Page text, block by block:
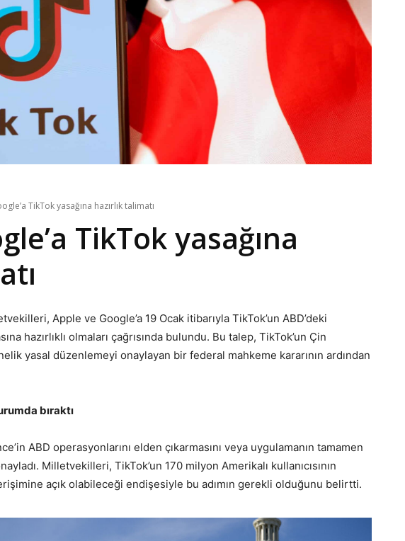
TikTok yasağına hazırlık talimatı
TikTok yasağına
Apple ve Google’a 19 Ocak itibarıyla TikTok’un ABD’deki
hazırlıklı olmaları çağrısında bulundu. Bu talep, TikTok’un Çin
yasal düzenlemeyi onaylayan bir federal mahkeme kararının ardından
bıraktı
ABD operasyonlarını elden çıkarmasını veya uygulamanın tamamen
Milletvekilleri, TikTok’un 170 milyon Amerikalı kullanıcısının
açık olabileceği endişesiyle bu adımın gerekli olduğunu belirtti.